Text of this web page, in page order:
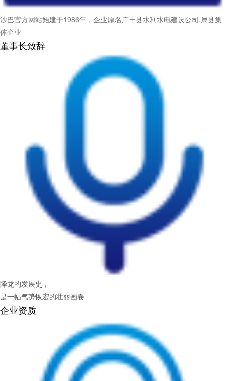
沙巴官方网站始建于1986年，企业原名广丰县水利水电建设公司,属县集
体企业
董事长致辞
降龙的发展史，
是一幅气势恢宏的壮丽画卷
企业资质